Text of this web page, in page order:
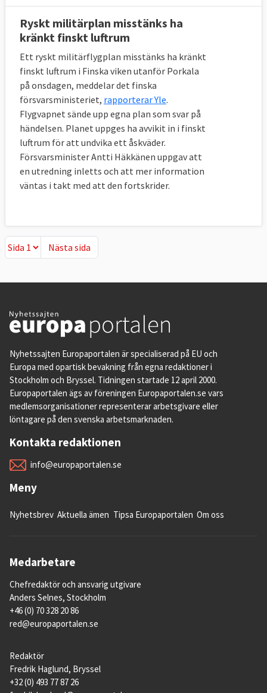
Ryskt militärplan misstänks ha
kränkt finskt luftrum
Ett ryskt militärflygplan misstänks ha kränkt
finskt luftrum i Finska viken utanför Porkala
på onsdagen, meddelar det finska
försvarsministeriet, rapporterar Yle.
Flygvapnet sände upp egna plan som svar på
händelsen. Planet uppges ha avvikit in i finskt
luftrum för att undvika ett åskväder.
Försvarsminister Antti Häkkänen uppgav att
en utredning inletts och att mer information
väntas i takt med att den fortskrider.
Nästa sida
Nästa sida
Nyhetssajten Europaportalen är specialiserad på EU och
Europa med opartisk bevakning från egna redaktioner i
Stockholm och Bryssel. Tidningen startade 12 april 2000.
Europaportalen ägs av föreningen Europaportalen.se vars
medlemsorganisationer representerar arbetsgivare eller
löntagare på den svenska arbetsmarknaden.
Kontakta redaktionen
info@europaportalen.se
Meny
Nyhetsbrev Aktuella ämen Tipsa Europaportalen Om oss
Medarbetare
Chefredaktör och ansvarig utgivare
Anders Selnes, Stockholm
+46 (0) 70 328 20 86
red@europaportalen.se
Redaktör
Fredrik Haglund, Bryssel
+32 (0) 493 77 87 26